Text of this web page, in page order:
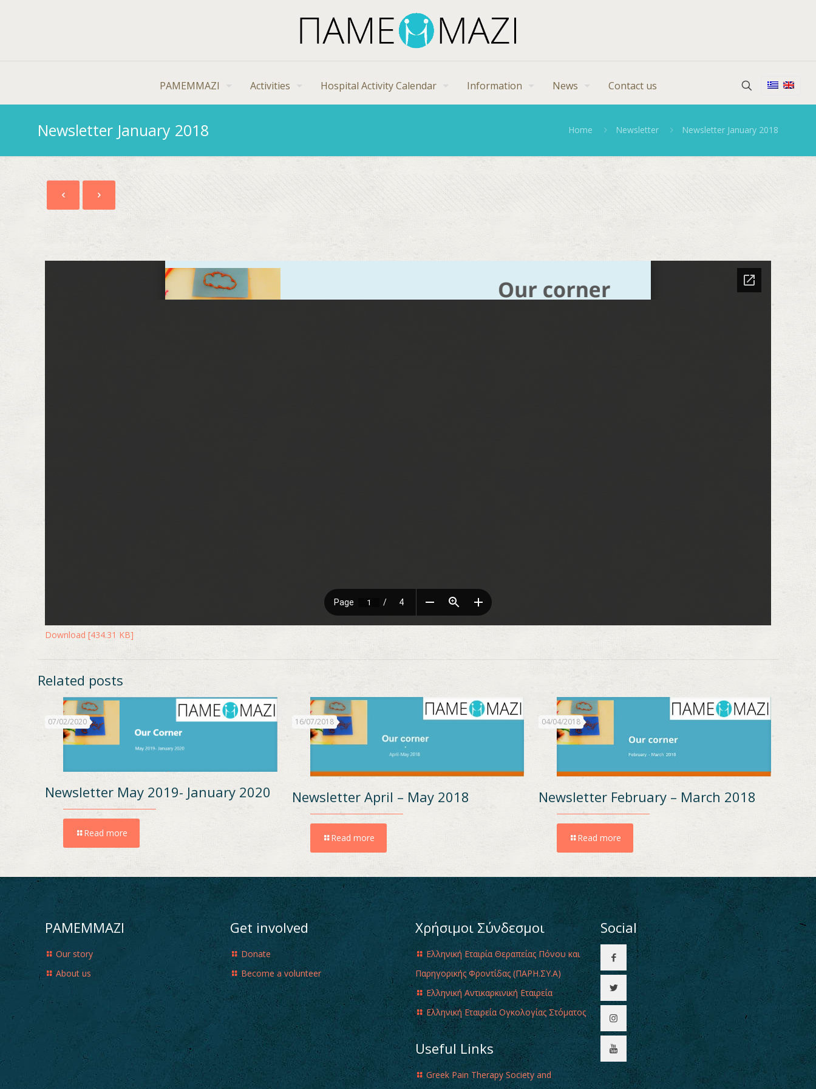
PAMEMMAZI Activities Hospital Activity Calendar Information News Contact us
Newsletter January 2018 Home Newsletter Newsletter January 2018
Download [434.31 KB]
Related posts
07/02/2020
Newsletter May 2019- January 2020
Read more
16/07/2018
Newsletter April – May 2018
Read more
04/04/2018
Newsletter February – March 2018
Read more
PAMEMMAZI
Our story
About us
Get involved
Donate
Become a volunteer
Χρήσιμοι Σύνδεσμοι
Ελληνική Εταιρία Θεραπείας Πόνου και
Παρηγορικής Φροντίδας (ΠΑΡΗ.ΣΥ.Α)
Ελληνική Αντικαρκινική Εταιρεία
Ελληνική Εταιρεία Ογκολογίας Στόματος
Useful Links
Greek Pain Therapy Society and
Social